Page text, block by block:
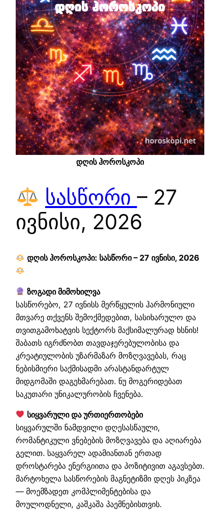
დღის ჰოროსკოპი
სასწორი – 27
ივნისი, 2026
დღის ჰოროსკოპი: სასწორი – 27 ივნისი, 2026
ზოგადი მიმოხილვა
სასწორებო, 27 ივნისს მერწყულის ჰარმონიული
მთვარე თქვენს შემოქმედებით, სასიხარულო და
თვითგამოხატვის სექტორს მაქსიმალურად ხსნის!
შაბათს იგრძნობთ თავდაჯერებულობისა და
კრეატიულობის უზარმაზარ მოზღვავებას, რაც
ნებისმიერი საქმისადმი არასტანდარტულ
მიდგომაში დაგეხმარებათ. ნუ მოგერიდებათ
საკუთარი უნიკალურობის ჩვენება.
სიყვარული და ურთიერთობები
სიყვარულში ნამდვილი დღესასწაული,
რომანტიკული ვნებების მოზღვავება და აღიარება
გელით. საყვარელ ადამიანთან ერთად
დროსტარება ენერგიითა და პოზიტივით აგავსებთ.
მარტოხელა სასწორების მაგნეტიზმი დღეს პიკზეა
— მოემზადეთ კომპლიმენტებისა და
მოულოდნელი, კაშკაშა პაემნებისთვის.